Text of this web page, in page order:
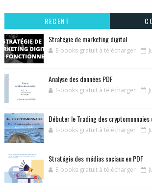
RECENT
Stratégie de marketing digital
E-books gratuit à télécharger
Analyse des données PDF
E-books gratuit à télécharger
Débuter le Trading des cryptomonnaies
E-books gratuit à télécharger
Stratégie des médias sociaux en PDF
E-books gratuit à télécharger